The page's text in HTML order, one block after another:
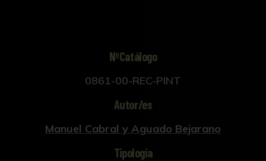
NºCatálogo
0861-00-REC-PINT
Autor/es
Manuel Cabral y Aguado Bejarano
Tipología